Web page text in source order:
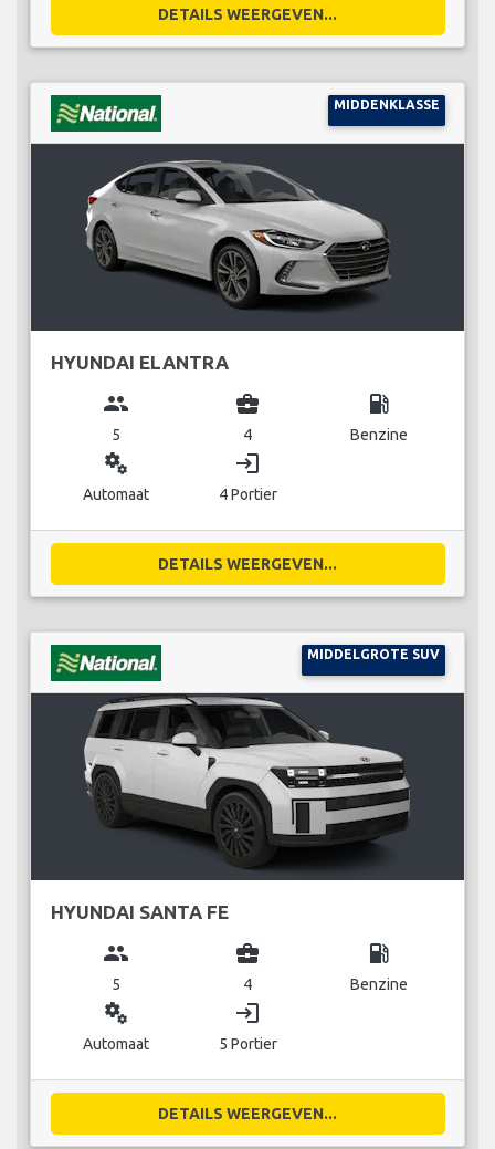
DETAILS WEERGEVEN...
MIDDENKLASSE
HYUNDAI ELANTRA
group
5
business_center
4
local_gas_station
Benzine
miscellaneous_services
Automaat
login
4 Portier
DETAILS WEERGEVEN...
MIDDELGROTE SUV
HYUNDAI SANTA FE
group
5
business_center
4
local_gas_station
Benzine
miscellaneous_services
Automaat
login
5 Portier
DETAILS WEERGEVEN...